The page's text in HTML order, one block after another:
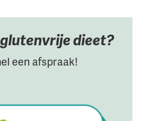
dieet?
een afspraak!